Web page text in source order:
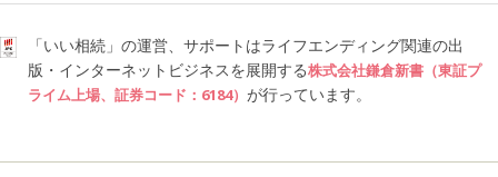
「いい相続」の運営、サポートはライフエンディング関連の出
版・インターネットビジネスを展開する株式会社鎌倉新書（東証プ
ライム上場、証券コード：6184） が行っています。